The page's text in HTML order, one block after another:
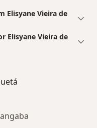
Elisyane Vieira de
Elisyane Vieira de